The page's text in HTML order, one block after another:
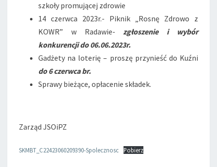
szkoły promującej zdrowie
14 czerwca 2023r.- Piknik „Rosnę Zdrowo z
KOWR” w Radawie-zgłoszenie i wybór
konkurencji do 06.06.2023r.
Gadżety na loterię – proszę przynieść do Kuźni
do 6 czerwca br.
Sprawy bieżące, opłacenie składek.
Zarząd JSOiPZ
SKMBT_C22423060209390-Spolecznosc Pobierz